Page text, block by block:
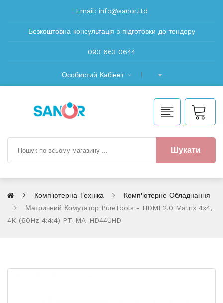
Email: info@sanor.ltd
Безкоштовна консультація з підготовки до тендеру
093 663 0644
Особистий Кабінет
Шукати
Комп'ютерна Техніка
Комп'ютерне Обладнання
Матричний Комутатор PureTools - HDMI 2.0 Matrix 4x4,
4K (60Hz 4:4:4) PT-MA-HD44UHD